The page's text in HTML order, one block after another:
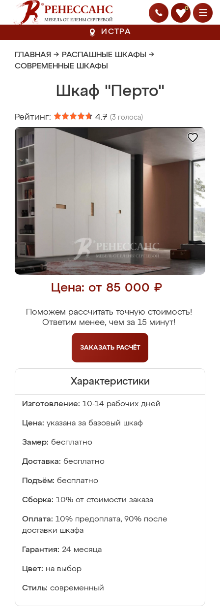
0
ИСТРА
ГЛАВНАЯ → РАСПАШНЫЕ ШКАФЫ →
СОВРЕМЕННЫЕ ШКАФЫ
Шкаф "Перто"
Рейтинг: 4.7 (3 голоса)
Цена: от 85 000 ₽
Поможем рассчитать точную стоимость!
Ответим менее, чем за 15 минут!
ЗАКАЗАТЬ РАСЧЁТ
Характеристики
Изготовление: 10-14 рабочих дней
Цена: указана за базовый шкаф
Замер: бесплатно
Доставка: бесплатно
Подъём: бесплатно
Сборка: 10% от стоимости заказа
Оплата: 10% предоплата, 90% после
доставки шкафа
Гарантия: 24 месяца
Цвет: на выбор
Стиль: современный